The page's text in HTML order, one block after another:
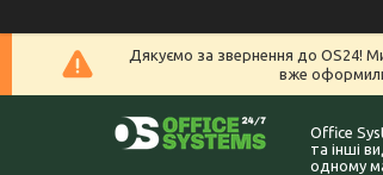
Дякуємо за звернення до OS24!
вже
Office
та інші
одному